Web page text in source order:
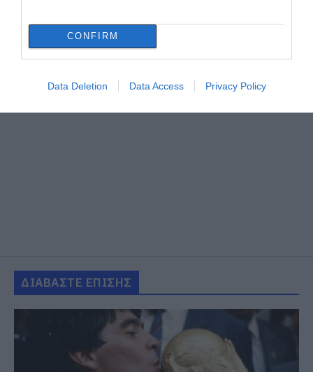
CONFIRM
Data Deletion Data Access Privacy Policy
ΔΙΑΒΑΣΤΕ ΕΠΙΣΗΣ